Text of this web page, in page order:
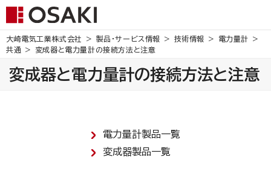
大崎電気工業株式会社 製品・サービス情報 技術情報
電力量計
共通
変成器と電力量計の接続方法と注意
変成器と電力量計の接続方法と注意
電力量計製品一覧
変成器製品一覧